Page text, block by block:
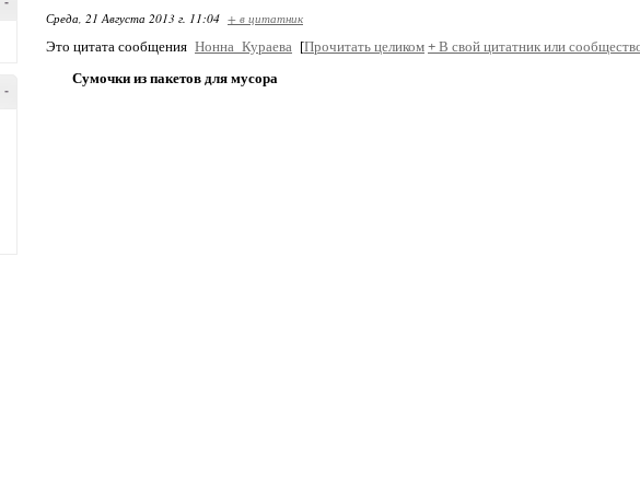
-
Среда, 21 Августа 2013 г. 11:04 + в цитатник
Это цитата сообщения Нонна_Кураева [Прочитать целиком + В свой цитатник или
Сумочки из пакетов для мусора